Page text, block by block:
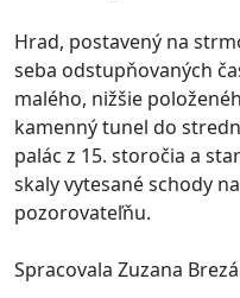
Hrad, postavený na
seba odstupňovaných
malého, nižšie
kamenný tunel do
palác z 15. storočia a
skaly vytesané schody
pozorovateľňu.
Spracovala Zuzana